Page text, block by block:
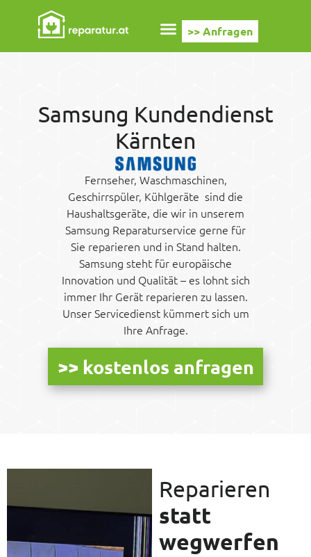
>> Anfragen
Samsung Kundendienst
Kärnten
Fernseher, Waschmaschinen,
Geschirrspüler, Kühlgeräte sind die
Haushaltsgeräte, die wir in unserem
Samsung Reparaturservice gerne für
Sie reparieren und in Stand halten.
Samsung steht für europäische
Innovation und Qualität – es lohnt sich
immer Ihr Gerät reparieren zu lassen.
Unser Servicedienst kümmert sich um
Ihre Anfrage.
>> kostenlos anfragen
Reparieren
statt
wegwerfen​